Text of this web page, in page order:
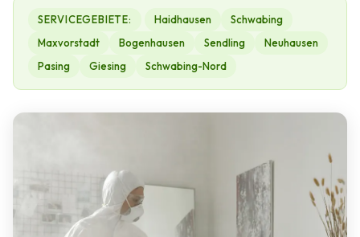
SERVICEGEBIETE: Haidhausen
Schwabing
Maxvorstadt
Bogenhausen Sendling
Neuhausen
Pasing
Giesing Schwabing-Nord